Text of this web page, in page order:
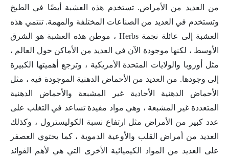
من العديد من الأمراض. تستخدم هذه العشبة أيضًا في الطبخ
وتستخدم في العديد من الصناعات المختلفة والمهمة. تنتمي هذه
العشبة إلى عائلة نجمة Herbs ، موطن هذه العشبة هو الشرق
الأوسط ، لكنها موجودة الآن في العديد من الأماكن حول العالم ،
مثل أوروبا والولايات المتحدة الأمريكية ، وترجع أهميتها الكبيرة
إلى وجودها. من العديد من الأحماض الدهنية الموجودة فيه ، مثل
الأحماض الدهنية الأحادية غير المشبعة والأحماض الدهنية
المتعددة غير المشبعة ، وهي مواد مفيدة تساعد في التغلب على
عدد كبير من الأمراض مثل ارتفاع نسبة الكوليسترول ، وكذلك
العديد من أمراض القلب والأوعية الدموية ، كما يحتوي العصفر
على العديد من المواد الكيميائية الأخرى التي هي لأهم الفوائد